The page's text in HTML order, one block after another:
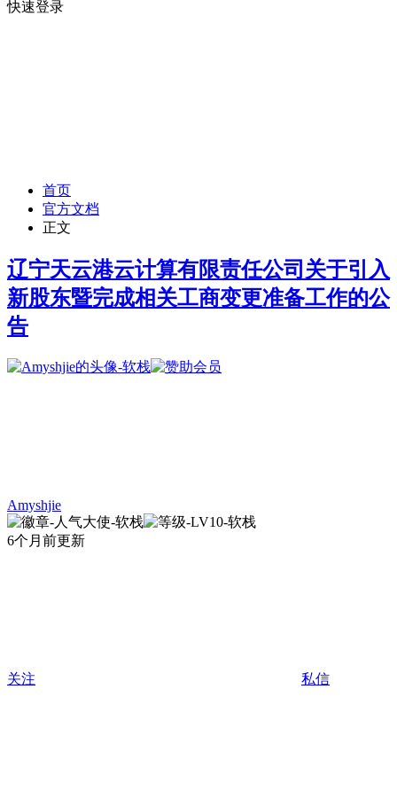
快速登录
首页
官方文档
正文
辽宁天云港云计算有限责任公司关于引入
新股东暨完成相关工商变更准备工作的公
告
Amyshjie
6个月前更新
关注 私信